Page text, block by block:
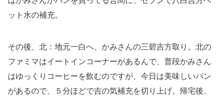
ット水の補充。
その後、北：地元一白へ、かみさんの三碧吉方取り。北の
ファミマはイートインコーナーがあるんで、普段かみさん
はゆっくりコーヒーを飲むのですが、今日は美味しいパン
があるので、５分ほどで吉の気補充を切り上げ。帰宅後、